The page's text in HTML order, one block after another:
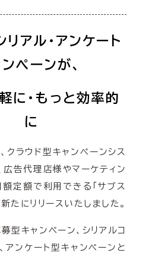
リアル・アンケート
ペーンが、
に・もっと効率的
に
ラウド型キャンペーンシス
広告代理店様やマーケティン
定額で利用できる「サブス
たにリリースいたしました。
型キャンペーン、シリアルコ
アンケート型キャンペーンと